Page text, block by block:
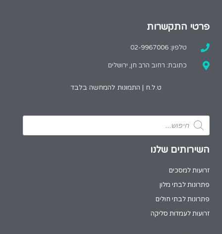
פרטי התקשרות
טלפון: 02-9967006
כתובת: רחוב הרב חן, ירושלים
ט.ל.ח | התמונות להמחשה בלבד
השירותים שלנו
זרועות למסכים
פתרונות לבתי מלון
פתרונות לבתי חולים
זרועות לעמדות סליקה